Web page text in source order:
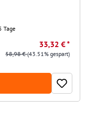
Tage
33,32 € *
58,98 €(43.51% gespart)